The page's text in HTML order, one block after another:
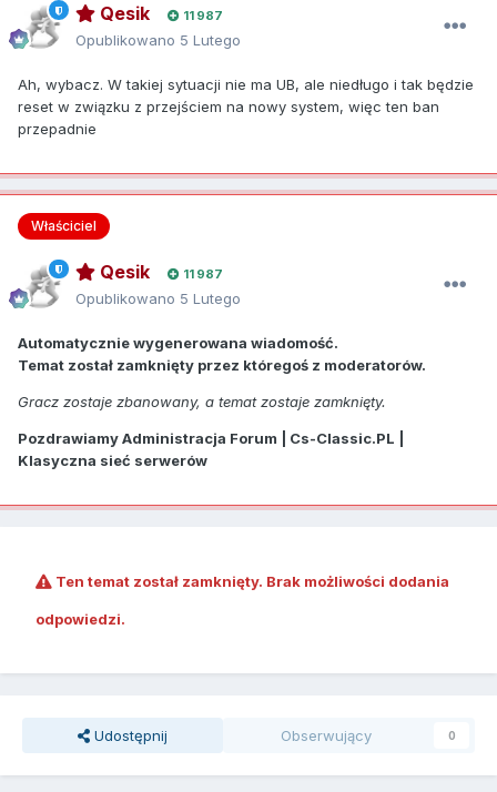
Qesik 11 987
Opublikowano 5 Lutego
Ah, wybacz. W takiej sytuacji nie ma UB, ale niedługo i tak będzie
reset w związku z przejściem na nowy system, więc ten ban
przepadnie
Właściciel
Qesik 11 987
Opublikowano 5 Lutego
Automatycznie wygenerowana wiadomość.
Temat został zamknięty przez któregoś z moderatorów.
Gracz zostaje zbanowany, a temat zostaje zamknięty.
Pozdrawiamy Administracja Forum | Cs-Classic.PL |
Klasyczna sieć serwerów
Ten temat został zamknięty. Brak możliwości dodania
odpowiedzi.
Udostępnij Obserwujący 0